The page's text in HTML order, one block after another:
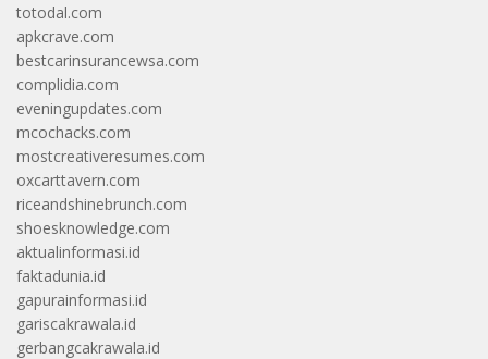
totodal.com
apkcrave.com
bestcarinsurancewsa.com
complidia.com
eveningupdates.com
mcochacks.com
mostcreativeresumes.com
oxcarttavern.com
riceandshinebrunch.com
shoesknowledge.com
aktualinformasi.id
faktadunia.id
gapurainformasi.id
gariscakrawala.id
gerbangcakrawala.id